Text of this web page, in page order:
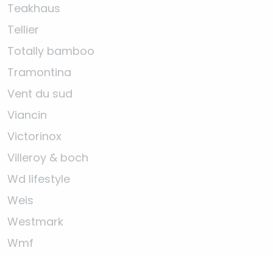
Teakhaus
Tellier
Totally bamboo
Tramontina
Vent du sud
Viancin
Victorinox
Villeroy & boch
Wd lifestyle
Weis
Westmark
Wmf